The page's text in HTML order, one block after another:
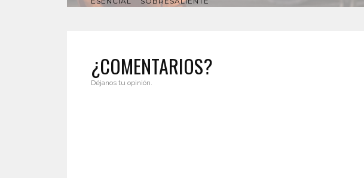
¿COMENTARIOS?
Déjanos tu opinión.